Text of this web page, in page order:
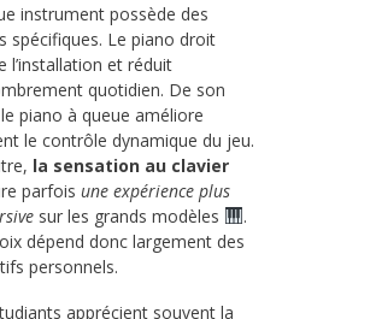
instrument possède des
spécifiques. Le piano droit
l’installation et réduit
quotidien. De son
piano à queue améliore
le contrôle dynamique du jeu.
la sensation au clavier
parfois une expérience plus
sur les grands modèles
.
dépend donc largement des
personnels.
apprécient souvent la